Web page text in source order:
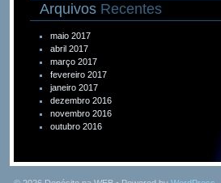
Arquivos Recentes
maio 2017
abril 2017
março 2017
fevereiro 2017
janeiro 2017
dezembro 2016
novembro 2016
outubro 2016